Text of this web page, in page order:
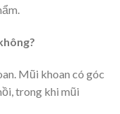
Mũi khoan có góc
trong khi mũi